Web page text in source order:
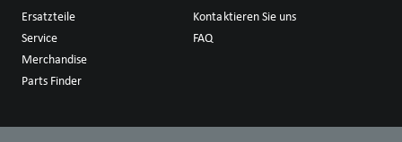
Ersatzteile
Service
Merchandise
Parts Finder
Kontaktieren Sie uns
FAQ